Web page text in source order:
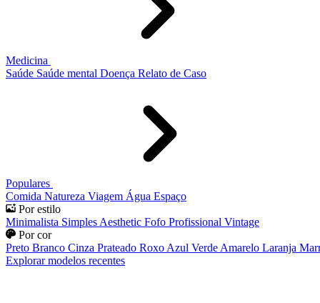
Medicina
Saúde Saúde mental Doença Relato de Caso
Populares
Comida Natureza Viagem Água Espaço
Por estilo
Minimalista Simples Aesthetic Fofo Profissional Vintage
Por cor
Preto Branco Cinza Prateado Roxo Azul Verde Amarelo Laranja
Explorar modelos recentes